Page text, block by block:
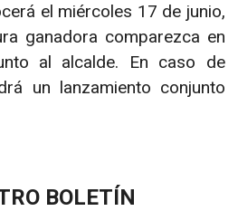
el miércoles 17 de junio,
ganadora comparezca en
al alcalde. En caso de
un lanzamiento conjunto
BOLETÍN